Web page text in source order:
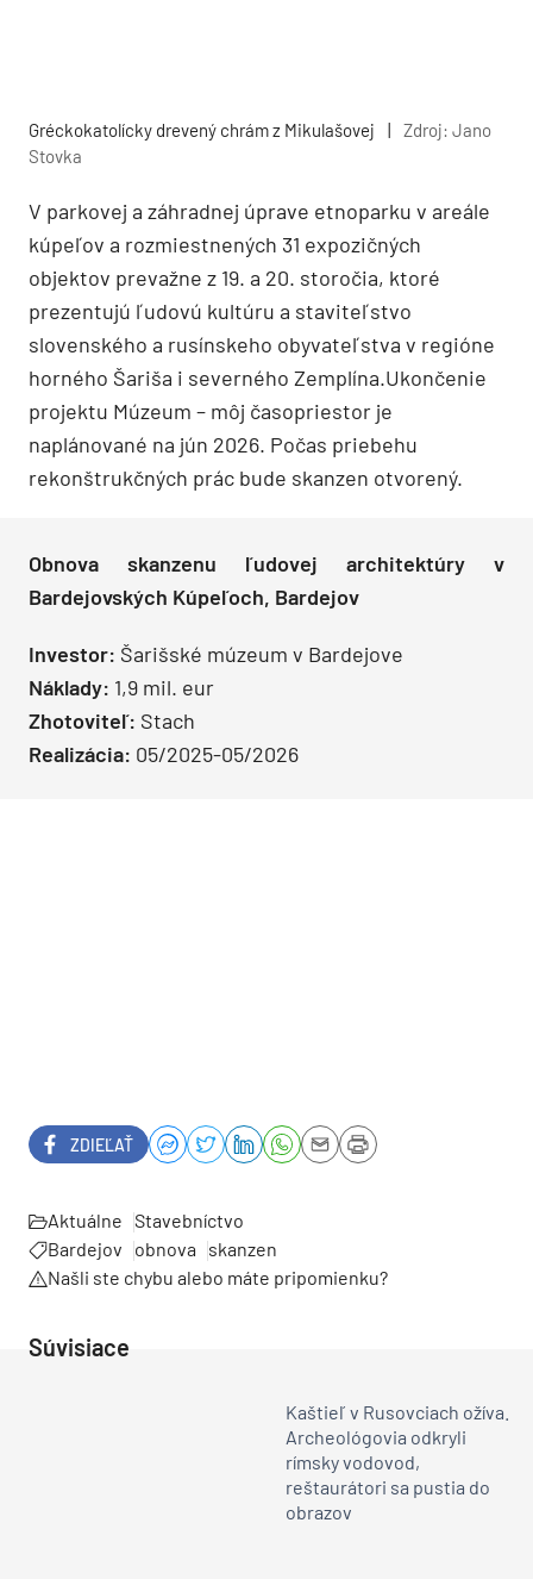
Gréckokatolícky drevený chrám z Mikulašovej |
Zdroj: Jano
Stovka
V parkovej a záhradnej úprave etnoparku v areále
kúpeľov a rozmiestnených 31 expozičných
objektov prevažne z 19. a 20. storočia, ktoré
prezentujú ľudovú kultúru a staviteľstvo
slovenského a rusínskeho obyvateľstva v regióne
horného Šariša i severného Zemplína.Ukončenie
projektu Múzeum – môj časopriestor je
naplánované na jún 2026. Počas priebehu
rekonštrukčných prác bude skanzen otvorený.
Obnova skanzenu ľudovej architektúry v
Bardejovských Kúpeľoch, Bardejov
Investor: Šarišské múzeum v Bardejove
Náklady: 1,9 mil. eur
Zhotoviteľ: Stach
Realizácia: 05/2025-05/2026
ZDIEĽAŤ
Aktuálne Stavebníctvo
Bardejov
obnova
skanzen
Našli ste chybu alebo máte pripomienku?
Súvisiace
Kaštieľ v Rusovciach ožíva.
Archeológovia odkryli
rímsky vodovod,
reštaurátori sa pustia do
obrazov